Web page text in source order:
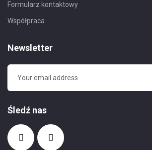
Formularz kontaktowy
Współpraca
Newsletter
Śledź nas